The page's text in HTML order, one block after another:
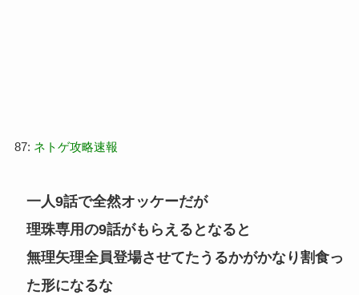
87: ネトゲ攻略速報
一人9話で全然オッケーだが
理珠専用の9話がもらえるとなると
無理矢理全員登場させてたうるかがかなり割食っ
た形になるな